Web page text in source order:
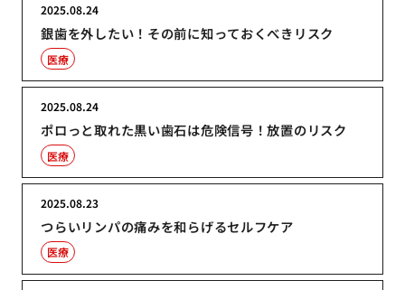
銀歯を外したい！その前に知っておくべきリスク
2025.08.24
医療
ポロっと取れた黒い歯石は危険信号！放置のリスク
2025.08.24
医療
つらいリンパの痛みを和らげるセルフケア
2025.08.23
医療